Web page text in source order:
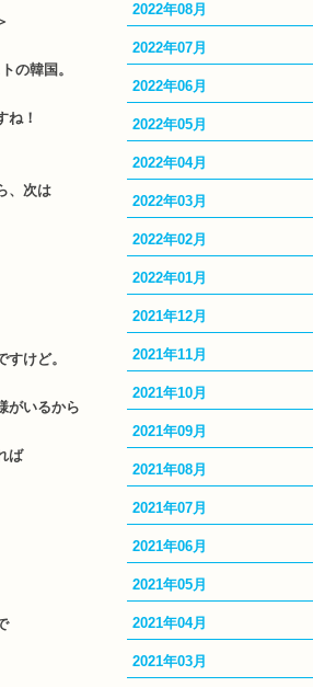
の韓国。
ね！
、次は
けど。
がいるから
ば
2022年08月
2022年07月
2022年06月
2022年05月
2022年04月
2022年03月
2022年02月
2022年01月
2021年12月
2021年11月
2021年10月
2021年09月
2021年08月
2021年07月
2021年06月
2021年05月
2021年04月
2021年03月